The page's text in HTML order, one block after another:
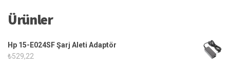
Ürünler
Hp 15-E024SF Şarj Aleti Adaptör
₺529,22